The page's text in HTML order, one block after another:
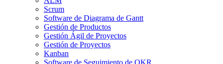
Scrum
Software de Diagrama de Gantt
Gestión de Productos
Gestión Ágil de Proyectos
Gestión de Proyectos
Kanban
Software de Seguimiento de OKR